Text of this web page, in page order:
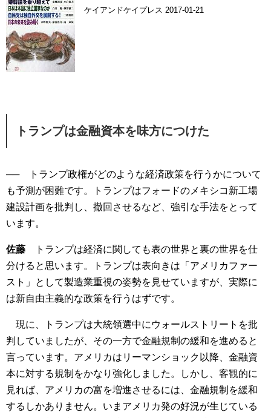
ケイアンドケイプレス 2017-01-21
トランプは金融資本を味方につけた
── トランプ政権がどのような経済政策を行うかについて
も予測が困難です。トランプはフォードのメキシコ新工場
建設計画を批判し、撤回させるなど、強引な手法をとって
います。
佐藤 トランプは経済に関しても表の世界と裏の世界を仕
分けると思います。トランプは表向きは「アメリカファー
スト」として製造業重視の姿勢を見せていますが、実際に
は新自由主義的な政策を行うはずです。
現に、トランプは大統領選中にウォールストリートを批
判していましたが、その一方で金融規制の緩和を進めると
言っています。アメリカはリーマンショック以降、金融資
本に対する規制をかなり強化しました。しかし、客観的に
見れば、アメリカの富を増進させるには、金融規制を緩和
するしかありません。いまアメリカ発の好況が生じている